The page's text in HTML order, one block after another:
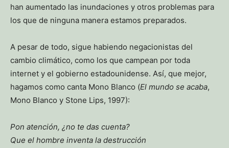
han aumentado las inundaciones y otros problemas para
los que de ninguna manera estamos preparados.
A pesar de todo, sigue habiendo negacionistas del
cambio climático, como los que campean por toda
internet y el gobierno estadounidense. Así, que mejor,
hagamos como canta Mono Blanco (El mundo se acaba,
Mono Blanco y Stone Lips, 1997):
Pon atención, ¿no te das cuenta?
Que el hombre inventa la destrucción